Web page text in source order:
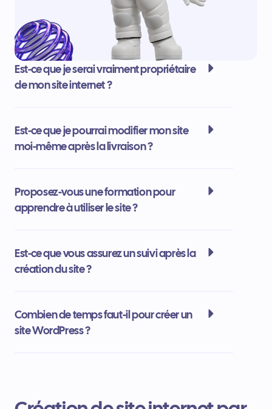
Est-ce que je serai vraiment propriétaire
de mon site internet ?
Est-ce que je pourrai modifier mon site
moi-même après la livraison ?
Proposez-vous une formation pour
apprendre à utiliser le site ?
Est-ce que vous assurez un suivi après la
création du site ?
Combien de temps faut-il pour créer un
site WordPress ?